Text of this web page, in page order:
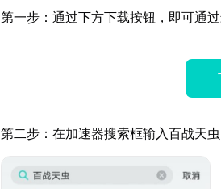
第一步：通过下方下载按钮，即可通
第二步：在加速器搜索框输入百战天